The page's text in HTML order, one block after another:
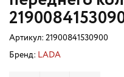
Артикул: 21900841530900
Бренд: LADA